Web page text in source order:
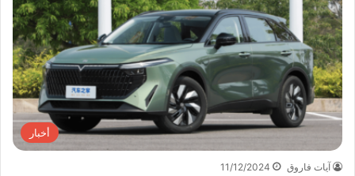
أخبار
آيات فاروق 11/12/2024